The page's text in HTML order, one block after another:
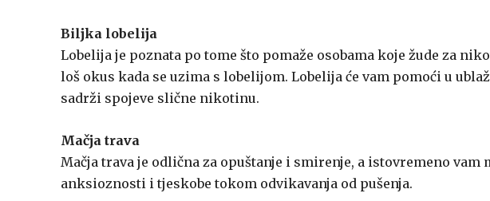
Biljka lobelija
Lobelija je poznata po tome što pomaže osobama koje žude za
loš okus kada se uzima s lobelijom. Lobelija će vam pomoći u
sadrži spojeve slične nikotinu.
Mačja trava
Mačja trava je odlična za opuštanje i smirenje, a istovremeno vam
anksioznosti i tjeskobe tokom odvikavanja od pušenja.